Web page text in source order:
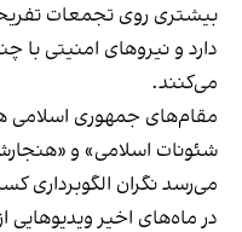
بیشتری روی تجمعات
دارد و نیروهای امنیتی با
می‌کنند.
مقام‌های جمهوری اسلامی
شئونات اسلامی» و
می‌رسد نگران الگوبرداری
در ماه‌های اخیر